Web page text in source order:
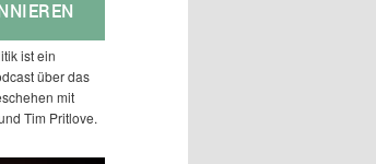
ist ein
über das
mit
Tim Pritlove.